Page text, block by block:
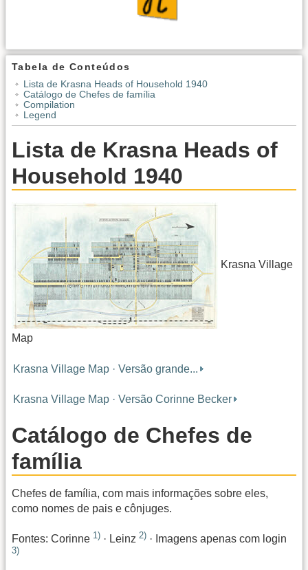
Tabela de Conteúdos
Lista de Krasna Heads of Household 1940
Catálogo de Chefes de família
Compilation
Legend
Lista de Krasna Heads of
Household 1940
Krasna Village
Map
Krasna Village Map · Versão grande...
Krasna Village Map · Versão Corinne Becker
Catálogo de Chefes de
família
Chefes de família, com mais informações sobre eles,
como nomes de pais e cônjuges.
Fontes: Corinne 1) · Leinz 2) · Imagens apenas com login
3)